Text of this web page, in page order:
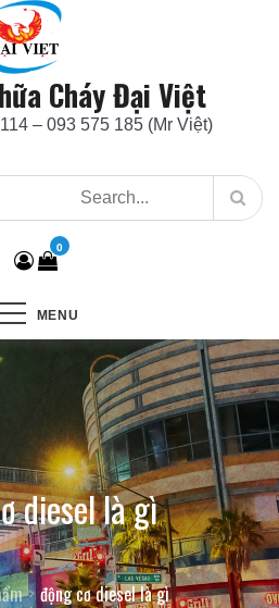
Cháy Đại Việt
– 093 575 185 (Mr Việt)
0
MENU
diesel là gì
động cơ diesel là gì